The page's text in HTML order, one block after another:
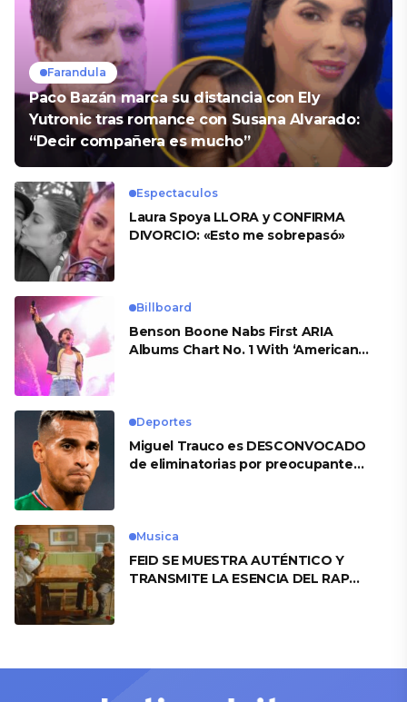
Farandula
Paco Bazán marca su distancia con Ely
Yutronic tras romance con Susana Alvarado:
“Decir compañera es mucho”
Espectaculos
Laura Spoya LLORA y CONFIRMA
DIVORCIO: «Esto me sobrepasó»
Billboard
Benson Boone Nabs First ARIA
Albums Chart No. 1 With ‘American
Deportes
Miguel Trauco es DESCONVOCADO
de eliminatorias por preocupante
Musica
FEID SE MUESTRA AUTÉNTICO Y
TRANSMITE LA ESENCIA DEL RAP